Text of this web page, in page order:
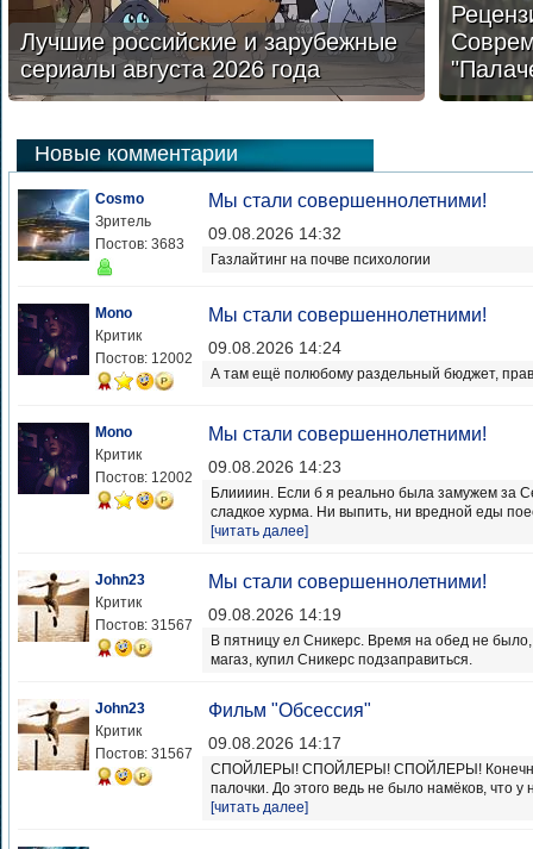
Лучшие российские и зарубежные
сериалы августа 2026 года
Новые комментарии
Cosmo
Зритель
Постов: 3683
Мы стали совершеннолетними!
09.08.2026 14:32
Газлайтинг на почве психологии
Mono
Критик
Постов: 12002
Мы стали совершеннолетними!
09.08.2026 14:24
А там ещё полюбому раздельный бюджет,
Mono
Критик
Постов: 12002
Мы стали совершеннолетними!
09.08.2026 14:23
Блиииин. Если б я реально была замужем за
сладкое хурма. Ни выпить, ни вредной еды
[читать далее]
John23
Критик
Постов: 31567
Мы стали совершеннолетними!
09.08.2026 14:19
В пятницу ел Сникерс. Время на обед не
магаз, купил Сникерс подзаправиться.
John23
Критик
Постов: 31567
Фильм "Обсессия"
09.08.2026 14:17
СПОЙЛЕРЫ! СПОЙЛЕРЫ! СПОЙЛЕРЫ! Конечно
палочки. До этого ведь не было намёков, что у
[читать далее]